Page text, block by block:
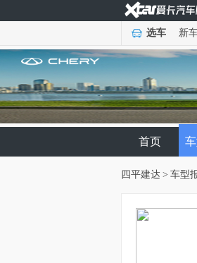
选车 新
首页
四平建达 > 车型